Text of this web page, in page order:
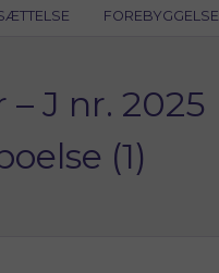
FOREBYGGELSE
J nr. 2025
(1)